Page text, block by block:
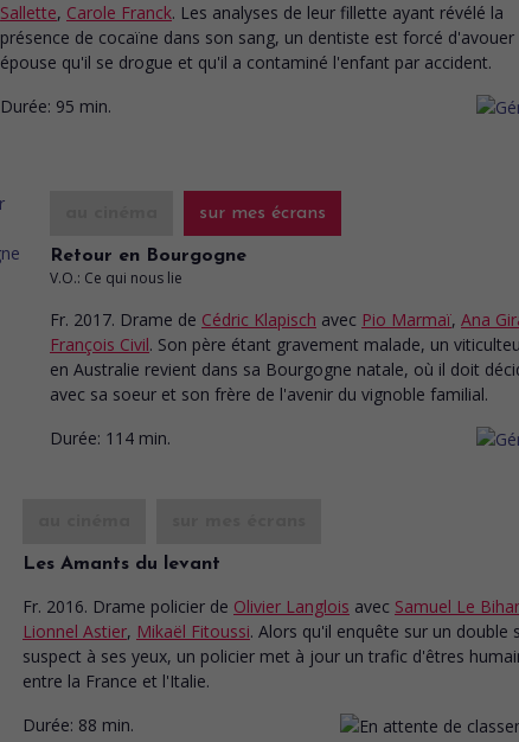
Sallette, Carole Franck. Les analyses de leur fillette ayant révélé la
présence de cocaïne dans son sang, un dentiste est forcé d'avouer
épouse qu'il se drogue et qu'il a contaminé l'enfant par accident.
Durée: 95 min.
sur mes écrans
Retour en Bourgogne
V.O.: Ce qui nous lie
Fr. 2017. Drame de Cédric Klapisch avec Pio Marmaï, Ana
François Civil. Son père étant gravement malade, un
en Australie revient dans sa Bourgogne natale, où il doit
avec sa soeur et son frère de l'avenir du vignoble familial.
Durée: 114 min.
Les Amants du levant
Fr. 2016. Drame policier de Olivier Langlois avec Samuel Le
Lionnel Astier, Mikaël Fitoussi. Alors qu'il enquête sur un double
suspect à ses yeux, un policier met à jour un trafic d'êtres
entre la France et l'Italie.
Durée: 88 min.